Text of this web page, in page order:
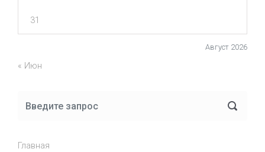
Август 2026
31
« Июн
Главная